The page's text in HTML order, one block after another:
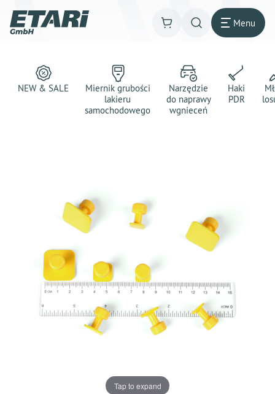
Menu
NEW & SALE
Miernik grubości
lakieru
samochodowego
Narzędzie
do naprawy
wgnieceń
Haki
PDR
Tap to expand